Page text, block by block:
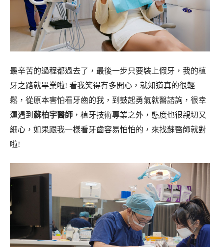
最辛苦的過程都過去了，最後一步只要裝上假牙，我的植
牙之路就畢業啦! 看我笑得有多開心，就知道真的很輕
鬆，從原本害怕看牙齒的我，到鼓起勇氣就醫諮詢，很幸
運遇到 蘇柏宇醫師 ，植牙技術專業之外，態度也很親切又
細心，如果跟我一樣看牙齒容易怕怕的，來找蘇醫師就對
啦!